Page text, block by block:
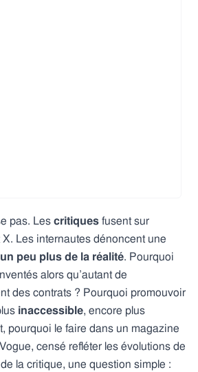
pas. Les critiques fusent sur
Les internautes dénoncent une
peu plus de la réalité. Pourquoi
alors qu’autant de
des contrats ? Pourquoi promouvoir
inaccessible, encore plus
pourquoi le faire dans un magazine
censé refléter les évolutions de
la critique, une question simple :